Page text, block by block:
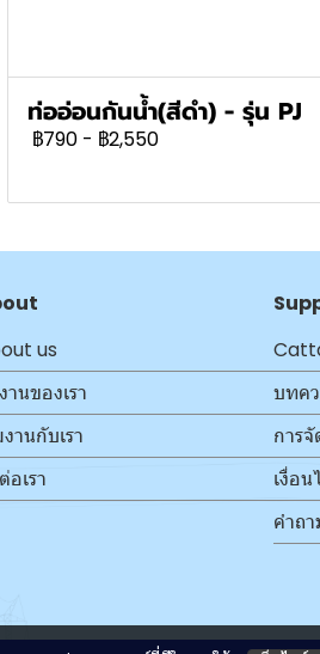
ท่ออ่อนกันน้ำ(สีดำ) - รุ่น PJ
฿790 - ฿2,550
us
านของเรา
านกับเรา
อเรา
บทค
การ
เงื่อ
คำถ